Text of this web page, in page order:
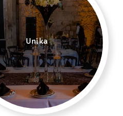
Unika